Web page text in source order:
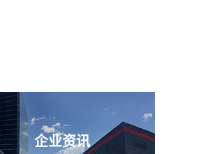
企业资讯